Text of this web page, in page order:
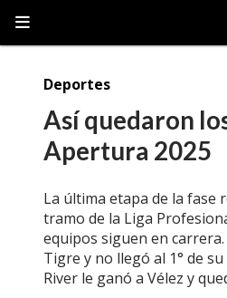
Así quedaron
Apertura 2025
La última etapa de la fase
tramo de la Liga
equipos siguen en
Tigre y no llegó al 1° de
River le ganó a Vélez y
Deportes